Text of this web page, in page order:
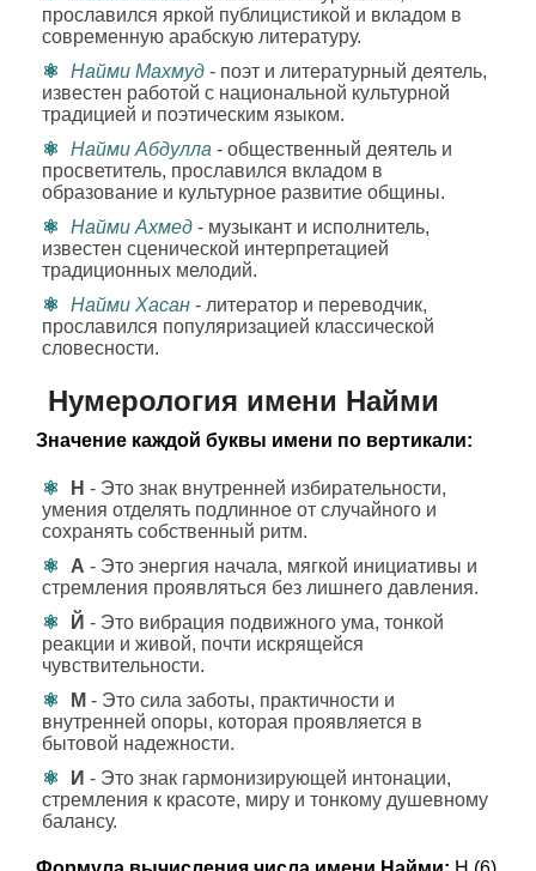
прославился яркой публицистикой и вкладом в
современную арабскую литературу.
Найми Махмуд - поэт и литературный деятель,
известен работой с национальной культурной
традицией и поэтическим языком.
Найми Абдулла - общественный деятель и
просветитель, прославился вкладом в
образование и культурное развитие общины.
Найми Ахмед - музыкант и исполнитель,
известен сценической интерпретацией
традиционных мелодий.
Найми Хасан - литератор и переводчик,
прославился популяризацией классической
словесности.
Нумерология имени Найми
Значение каждой буквы имени по вертикали:
Н - Это знак внутренней избирательности,
умения отделять подлинное от случайного и
сохранять собственный ритм.
А - Это энергия начала, мягкой инициативы и
стремления проявляться без лишнего давления.
Й - Это вибрация подвижного ума, тонкой
реакции и живой, почти искрящейся
чувствительности.
М - Это сила заботы, практичности и
внутренней опоры, которая проявляется в
бытовой надежности.
И - Это знак гармонизирующей интонации,
стремления к красоте, миру и тонкому душевному
балансу.